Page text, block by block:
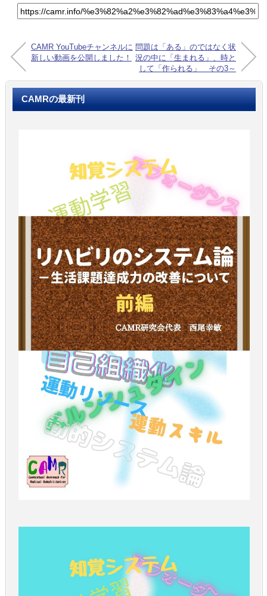
CAMR YouTubeチャンネルに
新しい動画を公開しました！
問題は「ある」のではなく状
況の中に「生まれる」、時と
して「作られる」 その3～
誰の問題か？それが問題だ！
CAMRの最新刊